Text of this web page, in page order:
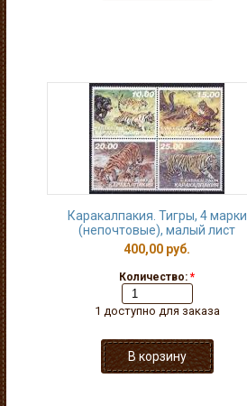
Каракалпакия. Тигры, 4 марки
(непочтовые), малый лист
400,00 руб.
Количество: *
1 доступно для заказа